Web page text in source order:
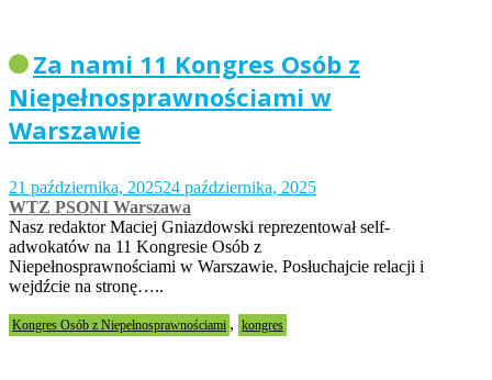
Za nami 11 Kongres Osób z
Niepełnosprawnościami w
Warszawie
21 października, 202524 października, 2025
WTZ PSONI Warszawa
Nasz redaktor Maciej Gniazdowski reprezentował self-
adwokatów na 11 Kongresie Osób z
Niepełnosprawnościami w Warszawie. Posłuchajcie relacji i
wejdźcie na stronę…..
Kongres Osób z Niepełnosprawnościami , kongres